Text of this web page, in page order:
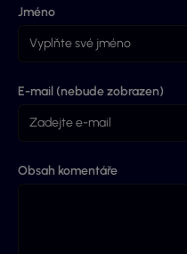
Jméno
E-mail (nebude zobrazen)
Obsah komentáře